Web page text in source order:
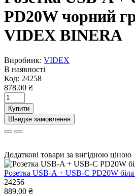
PD20W чорний
VIDEX BINERA
Виробник: VIDEX
В наявності
Код: 24258
878.00 ₴
Купити
Швидке замовлення
Додаткові товари за вигідною ціною
Розетка USB-A + USB-C PD20W
24256
889.00 ₴